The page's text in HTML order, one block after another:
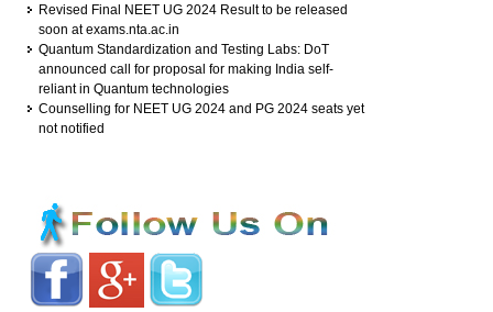
Revised Final NEET UG 2024 Result to be released
soon at exams.nta.ac.in
Quantum Standardization and Testing Labs: DoT
announced call for proposal for making India self-
reliant in Quantum technologies
Counselling for NEET UG 2024 and PG 2024 seats yet
not notified